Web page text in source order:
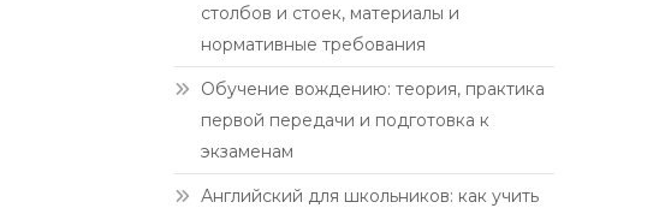
столбов и стоек, материалы и
нормативные требования
Обучение вождению: теория, практика
первой передачи и подготовка к
экзаменам
Английский для школьников: как учить